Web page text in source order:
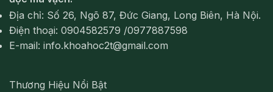
Địa chỉ: Số 26, Ngõ 87, Đức Giang, Long Biên, Hà Nội.
Điện thoại: 0904582579 /0977887598
E-mail: info.khoahoc2t@gmail.com
Thương Hiệu Nổi Bật